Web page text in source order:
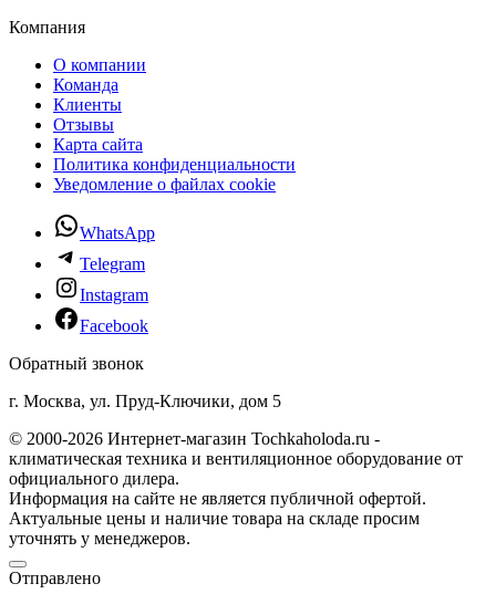
Компания
О компании
Команда
Клиенты
Отзывы
Карта сайта
Политика конфиденциальности
Уведомление о файлах cookie
WhatsApp
Telegram
Instagram
Facebook
Обратный звонок
г. Москва, ул. Пруд-Ключики, дом 5
© 2000-2026 Интернет-магазин Tochkaholoda.ru -
климатическая техника и вентиляционное оборудование от
официального дилера.
Информация на сайте не является публичной офертой.
Актуальные цены и наличие товара на складе просим
уточнять у менеджеров.
Отправлено